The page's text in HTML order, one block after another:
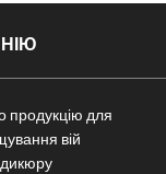
продукцію для
вій